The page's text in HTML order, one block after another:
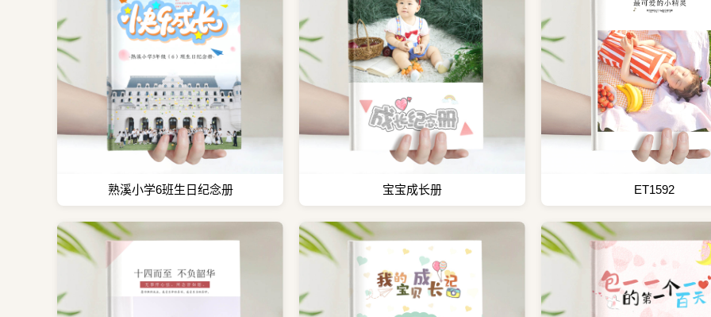
熟溪小学6班生日纪念册 宝宝成长册 ET1592